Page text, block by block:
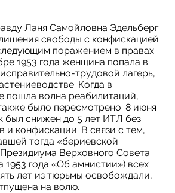
Ланя Самойловна Эдельберг
свободы с конфискацией
поражением в правах
1953 года женщина попала в
трудовой лагерь,
Когда в
пошла волна реабилитаций,
было пересмотрено. 8 июня
был снижен до 5 лет ИТЛ без
и конфискации. В связи с тем,
тогда «бериевской
Верховного Совета
года «Об амнистии») всех
лет из тюрьмы освобождали,
на волю.